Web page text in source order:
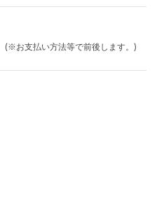
(※お支払い方法等で前後します。)